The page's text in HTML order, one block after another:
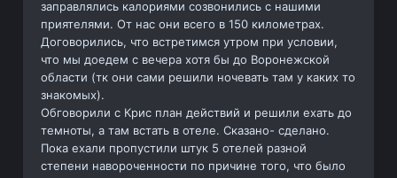
заправлялись калориями созвонились с нашими
приятелями. От нас они всего в 150 километрах.
Договорились, что встретимся утром при условии,
что мы доедем с вечера хотя бы до Воронежской
области (тк они сами решили ночевать там у каких то
знакомых).
Обговорили с Крис план действий и решили ехать до
темноты, а там встать в отеле. Сказано- сделано.
Пока ехали пропустили штук 5 отелей разной
степени навороченности по причине того, что было